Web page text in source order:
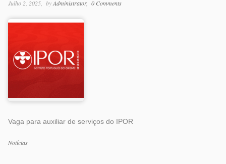
Julho 2, 2025 byAdministrator 0 Comments
Vaga para auxiliar de serviços do IPOR
Categorias
Notícias